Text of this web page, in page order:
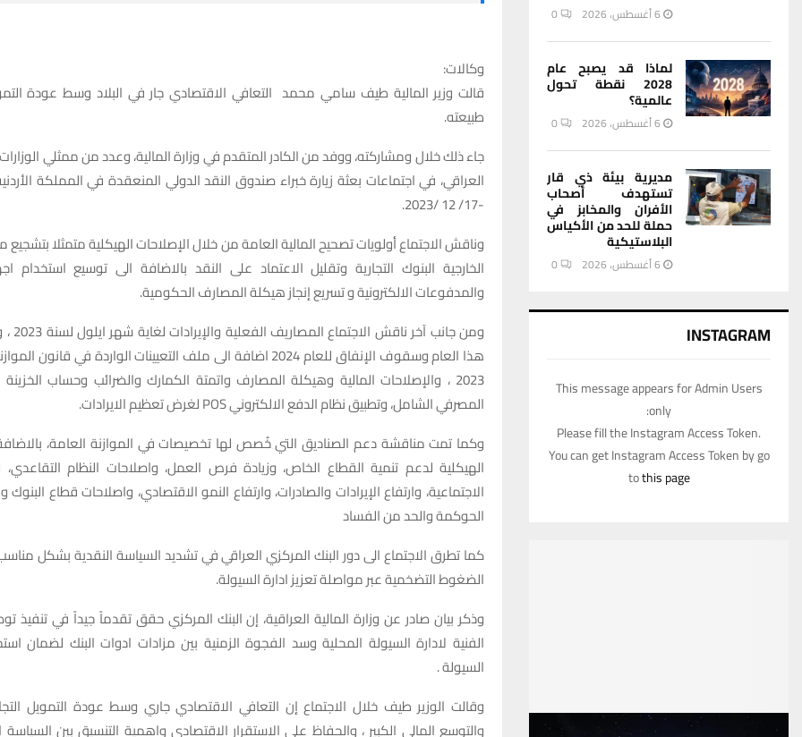
وكالات:
قالت وزير المالية طيف سامي محمد التعافي الاقتصادي جار في البلاد وسط عودة
طبيعته.
جاء ذلك خلال ومشاركته، ووفد من الكادر المتقدم في وزارة المالية، وعدد من ممثلي
-17/ 12 /2023.
وناقش الاجتماع أولويات تصحيح المالية العامة من خلال الإصلاحات الهيكلية متمثلا بتشجيع
الخارجية البنوك التجارية وتقليل الاعتماد على النقد بالاضافة الى توسيع استخدام
والمدفوعات الالكترونية و تسريع إنجاز هيكلة المصارف الحكومية.
ومن
2023 ، والإصلاحات المالية وهيكلة المصارف واتمتة الكمارك والضرائب وحساب
المصرفي الشامل، وتطبيق نظام الدفع الالكتروني POS لغرض تعظيم الايرادات.
وكما تمت مناقشة دعم الصناديق التي خُصص لها تخصيصات في الموازنة العامة،
الهيكلية لدعم تنمية القطاع الخاص، وزيادة فرص العمل، واصلاحات النظام
الاجتماعية، وارتفاع الإيرادات والصادرات، وارتفاع النمو الاقتصادي، واصلاحات قطاع البنوك
الحوكمة والحد من الفساد
كما تطرق الاجتماع الى دور البنك المركزي العراقي في تشديد السياسة النقدية بشكل
الضغوط التضخمية عبر مواصلة تعزيز ادارة السيولة.
وذكر بيان صادر عن وزارة المالية العراقية، إن البنك المركزي حقق تقدماً جيداً في تنفيذ
الفنية لادارة السيولة المحلية وسد الفجوة الزمنية بين مزادات ادوات البنك لضمان
السيولة .
وقالت الوزير طيف خلال الاجتماع إن التعافي الاقتصادي جاري وسط عودة التمويل
والتوسع المالي الكبير ، والحفاظ على الاستقرار الاقتصادي واهمية التنسيق بين السياسة
6 أغسطس، 2026 0
لماذا قد يصبح عام
2028 نقطة تحول
عالمية؟
6 أغسطس، 2026 0
مديرية بيئة ذي قار
تستهدف أصحاب
الأفران والمخابز في
حملة للحد من الأكياس
البلاستيكية
6 أغسطس، 2026 0
INSTAGRAM
This message appears for Admin Users
only:
Please fill the Instagram Access Token.
You can get Instagram Access Token by go
tothis page